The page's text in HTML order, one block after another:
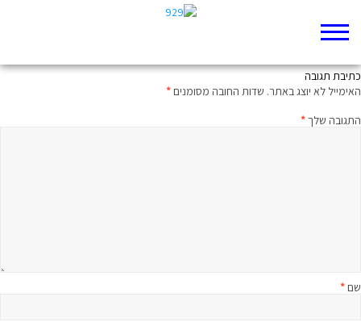
כתיבת תגובה
האימייל לא יוצג באתר. שדות החובה מסומנים*
התגובה שלך*
שם*